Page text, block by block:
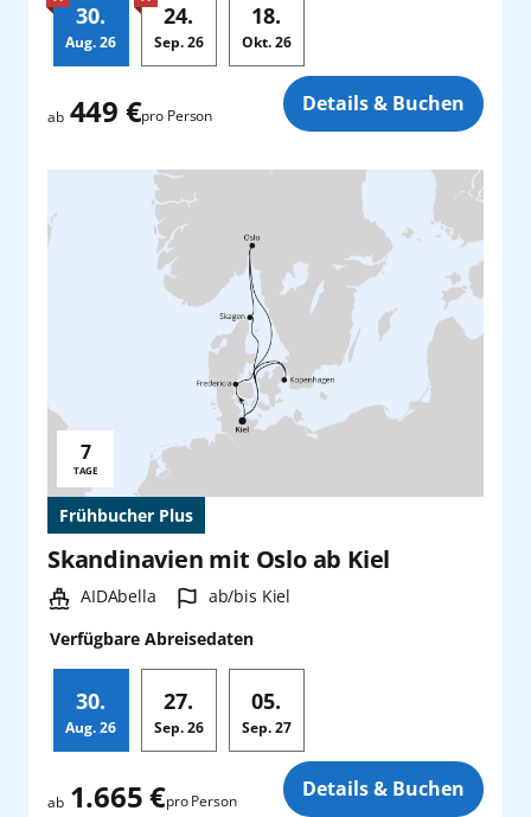
30.
Aug. 26
24.
Sep.26
18.
Okt.26
ab 449 €pro Person Details & Buchen
Frühbucher Plus
Skandinavien mit Oslo ab Kiel
Schiff:
AIDAbella Hafen:
ab/bis Kiel
Verfügbare Abreisedaten
30.
Aug. 26
27.
Sep.26
05.
Sep.27
Reisedauer:
7
TAGE
ab 1.665 €pro Person Details & Buchen